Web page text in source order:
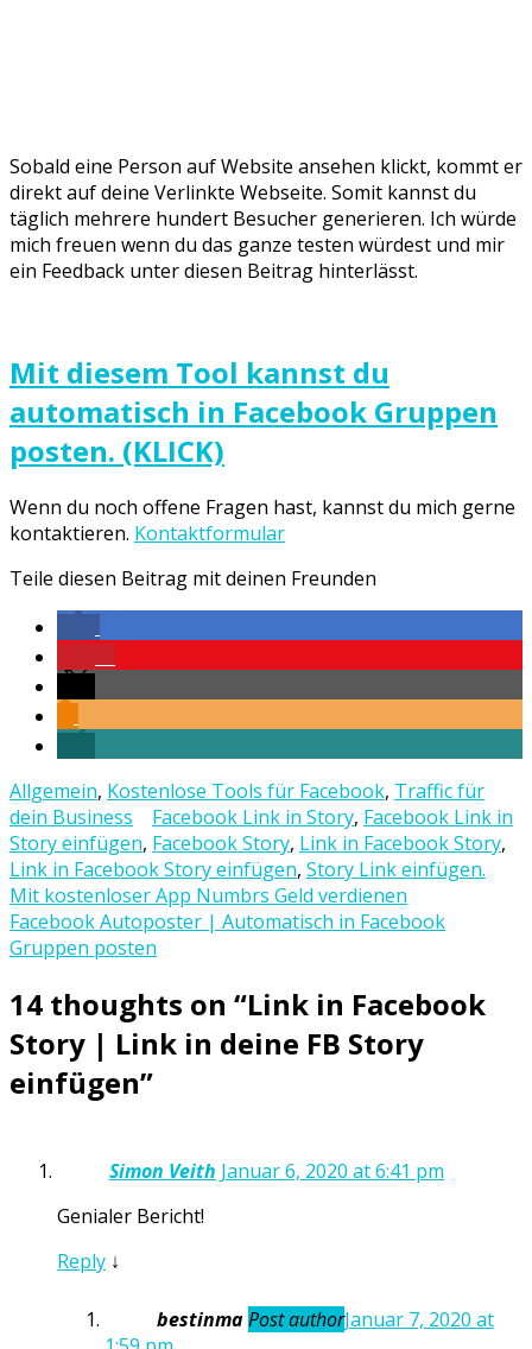
Sobald eine Person auf Website ansehen klickt, kommt er
direkt auf deine Verlinkte Webseite. Somit kannst du
täglich mehrere hundert Besucher generieren. Ich würde
mich freuen wenn du das ganze testen würdest und mir
ein Feedback unter diesen Beitrag hinterlässt.
Mit diesem Tool kannst du
automatisch in Facebook Gruppen
posten. (KLICK)
Wenn du noch offene Fragen hast, kannst du mich gerne
kontaktieren. Kontaktformular
Teile diesen Beitrag mit deinen Freunden
Allgemein, Kostenlose Tools für Facebook, Traffic für
dein Business
Facebook Link in Story, Facebook Link in
Story einfügen, Facebook Story, Link in Facebook Story,
Link in Facebook Story einfügen, Story Link einfügen.
Beitrags-
Navigation
Mit kostenloser App Numbrs Geld verdienen
Facebook Autoposter | Automatisch in Facebook
Gruppen posten
14 thoughts on “Link in Facebook
Story | Link in deine FB Story
einfügen”
Simon Veith Januar 6, 2020 at 6:41 pm
Genialer Bericht!
Reply ↓
bestinmaPost authorJanuar 7, 2020 at